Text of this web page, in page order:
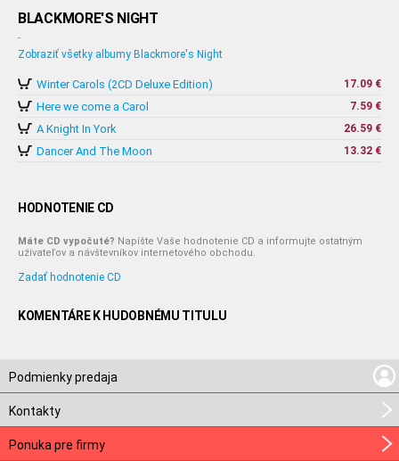
BLACKMORE'S NIGHT
-
Zobraziť všetky albumy Blackmore's Night
Winter Carols (2CD Deluxe Edition) 17.09 €
Here we come a Carol 7.59 €
A Knight In York 26.59 €
Dancer And The Moon 13.32 €
HODNOTENIE CD
Máte CD vypočuté? Napíšte Vaše hodnotenie CD a informujte ostatným
užívateľov a návštevníkov internetového obchodu.
Zadať hodnotenie CD
KOMENTÁRE K HUDOBNÉMU TITULU
Podmienky predaja
Kontakty
Ponuka pre firmy